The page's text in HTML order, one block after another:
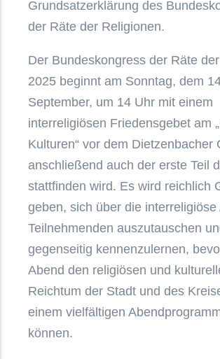
Grundsatzerklärung des
der Räte der Religionen.
Der Bundeskongress der Räte
2025 beginnt am Sonntag, dem
September, um 14 Uhr mit einem
interreligiösen Friedensgebet am
Kulturen“ vor dem Dietzenbacher
anschließend auch der erste Teil
stattfinden wird. Es wird reichlich
geben, sich über die interreligiöse
Teilnehmenden auszutauschen
gegenseitig kennenzulernen,
Abend den religiösen und
Reichtum der Stadt und des
einem vielfältigen
können.